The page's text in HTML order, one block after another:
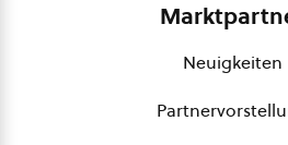
Neuigkeiten